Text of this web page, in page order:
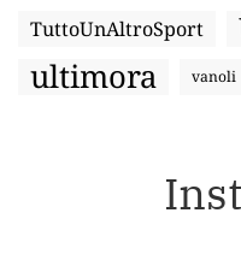
TuttoUnAltroSport
ultimora vanoli